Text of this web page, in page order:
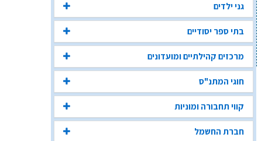
גני ילדים
בתי ספר יסודיים
מרכזים קהילתיים ומועדונים
חוגי המתנ"ס
קווי תחבורה ומוניות
חברת החשמל